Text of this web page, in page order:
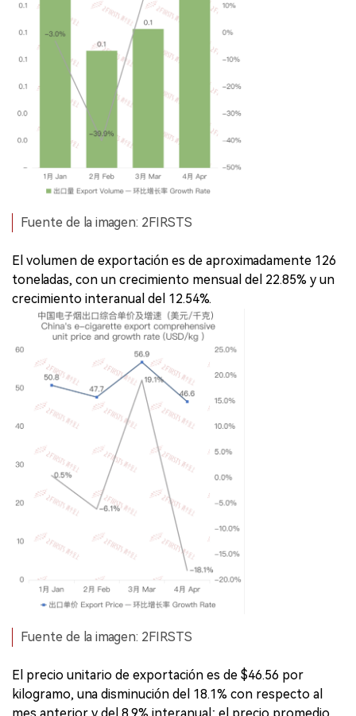
Fuente de la imagen: 2FIRSTS
El volumen de exportación es de aproximadamente 126
toneladas, con un crecimiento mensual del 22.85% y un
crecimiento interanual del 12.54%.
Fuente de la imagen: 2FIRSTS
El precio unitario de exportación es de $46.56 por
kilogramo, una disminución del 18.1% con respecto al